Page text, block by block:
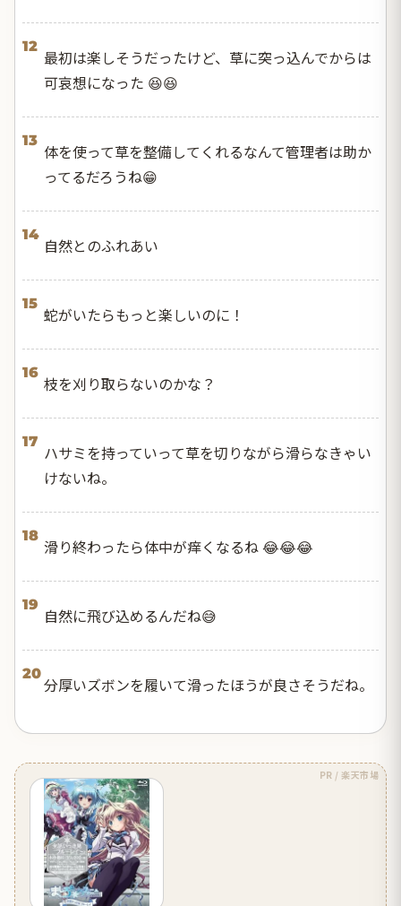
12
最初は楽しそうだったけど、草に突っ込んでからは
可哀想になった 😆😆
13
体を使って草を整備してくれるなんて管理者は助か
ってるだろうね😁
14
自然とのふれあい
15
蛇がいたらもっと楽しいのに！
16
枝を刈り取らないのかな？
17
ハサミを持っていって草を切りながら滑らなきゃい
けないね。
18
滑り終わったら体中が痒くなるね 😂😂😂
19
自然に飛び込めるんだね😅
20
分厚いズボンを履いて滑ったほうが良さそうだね。
PR / 楽天市場